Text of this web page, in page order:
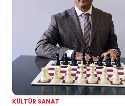
KÜLTÜR SANAT